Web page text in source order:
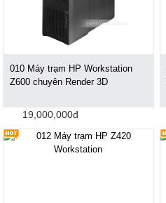
010 Máy trạm HP Workstation
Z600 chuyên Render 3D
19,000,000đ